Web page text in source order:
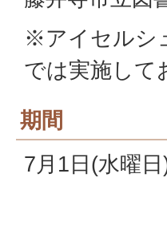
※アイセルシ
では実施して
期間
7月1日(水曜